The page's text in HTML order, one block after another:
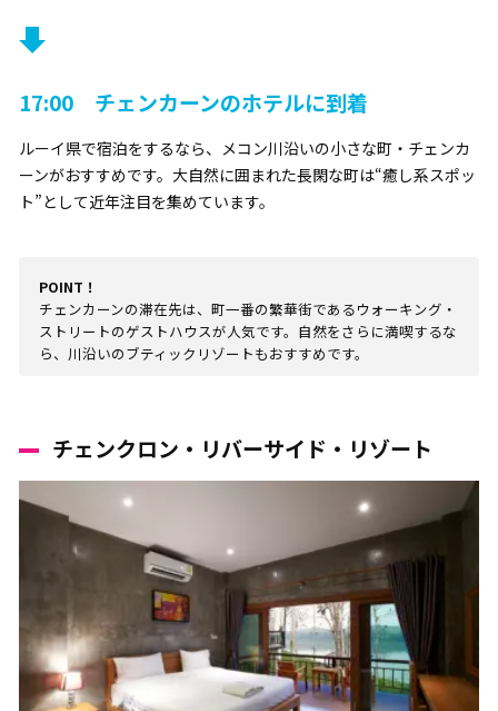
17:00 チェンカーンのホテルに到着
ルーイ県で宿泊をするなら、メコン川沿いの小さな町・チェンカ
ーンがおすすめです。大自然に囲まれた長閑な町は“癒し系スポッ
ト”として近年注目を集めています。
POINT！
チェンカーンの滞在先は、町一番の繁華街であるウォーキング・
ストリートのゲストハウスが人気です。自然をさらに満喫するな
ら、川沿いのブティックリゾートもおすすめです。
チェンクロン・リバーサイド・リゾート